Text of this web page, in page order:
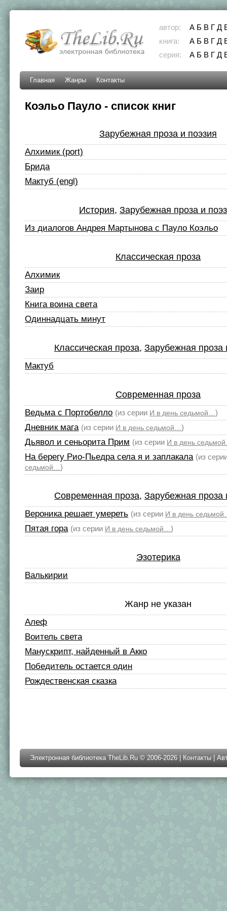
автор: А Б В Г Д
книга:
А Б В Г Д
серия:
А Б В Г Д
Главная Жанры Контакты
Коэльо Пауло - список книг
Зарубежная проза и поэзия
Алхимик (port)
Брида
Мактуб (engl)
История, Зарубежная проза и
Из диалогов Андрея Мартынова с Пауло Коэльо
Классическая проза
Алхимик
Заир
Книга воина света
Одиннадцать минут
Классическая проза, Зарубежная проза
Мактуб
Современная проза
Ведьма с Портобелло (из серии И в день седьмой…)
Дневник мага (из серии И в день седьмой…)
Дьявол и сеньорита Прим (из серии И в день
На берегу Рио-Пьедра села я и заплакала (из
седьмой…)
Современная проза, Зарубежная проза
Вероника решает умереть (из серии И в день
Пятая гора (из серии И в день седьмой…)
Эзотерика
Валькирии
Жанр не указан
Алеф
Воитель света
Манускрипт, найденный в Акко
Победитель остается один
Рождественская сказка
Электронная библиотека TheLib.Ru © 2006-2026 | Контакты |